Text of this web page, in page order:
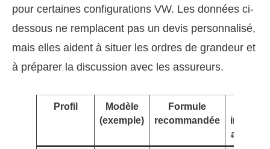
pour certaines configurations VW. Les données ci-
dessous ne remplacent pas un devis personnalisé,
mais elles aident à situer les ordres de grandeur et
à préparer la discussion avec les assureurs.
Profil
Modèle
(exemple)
Formule
recommandée
indicatif
annuel*